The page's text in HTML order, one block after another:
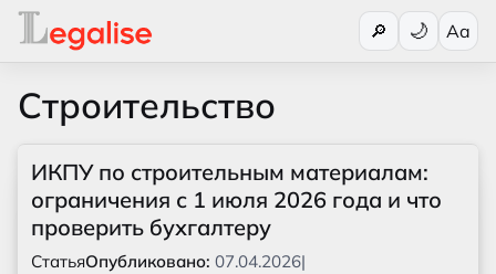
🔎 Aa
Строительство
ИКПУ по строительным материалам:
ограничения с 1 июля 2026 года и что
проверить бухгалтеру
СтатьяОпубликовано: 07.04.2026|